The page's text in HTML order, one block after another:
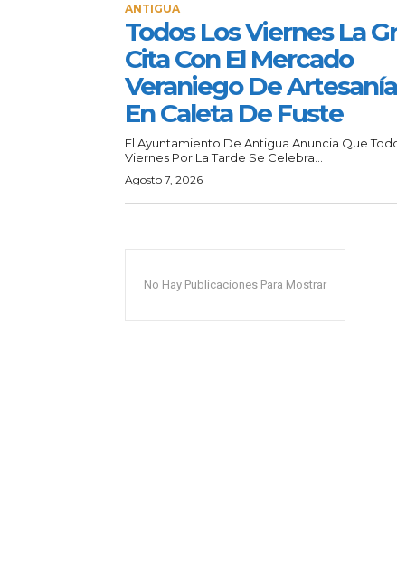
ANTIGUA
Todos Los Viernes La
Cita Con El Mercado
Veraniego De Artesanía
En Caleta De Fuste
El Ayuntamiento De Antigua Anuncia Que
Viernes Por La Tarde Se Celebra...
Agosto 7, 2026
No Hay Publicaciones Para Mostrar